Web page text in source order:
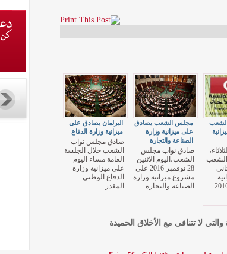
البرلمان يصادق على
ميزانية وزارة الدفاع
صادق مجلس نواب
الشعب خلال الجلسة
العامة مساء اليوم
على ميزانية وزارة
الدفاع الوطني
المقدر ...
مجلس الشعب يصادق
على ميزانية وزارة
الصناعة والتجارة
صادق نواب مجلس
الشعب،اليوم الاثنين
28 نوفمبر 2016 على
مشروع ميزانية وزارة
الصناعة والتجارة ...
لسنة 2016
والتي لا تتنافى مع الأخلاق الحميدة